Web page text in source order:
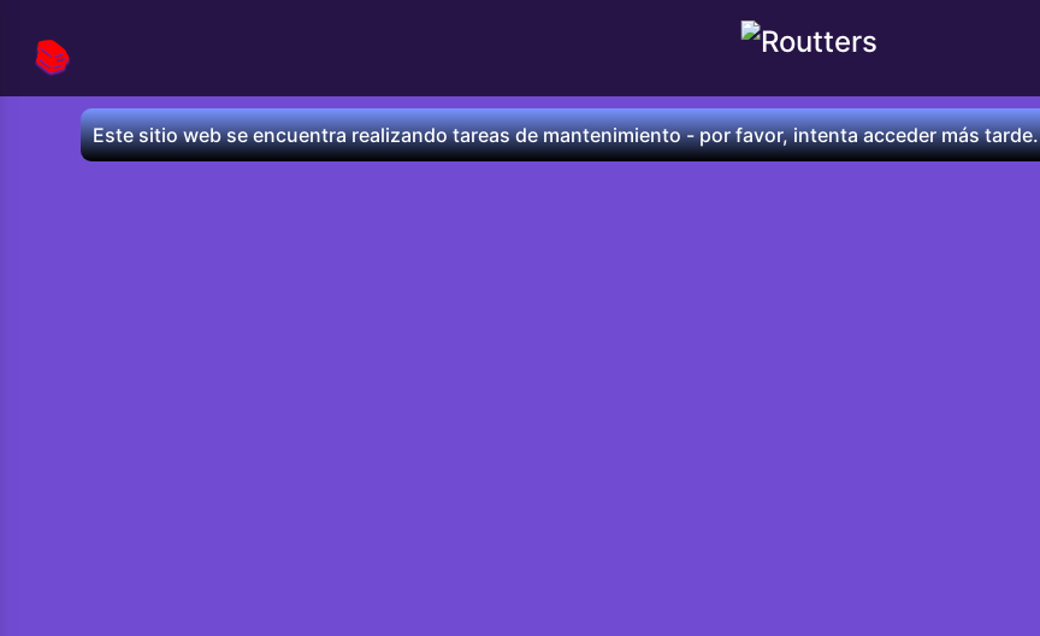
📚
Este sitio web se encuentra realizando tareas de mantenimiento - por favor, intenta acceder más tarde.